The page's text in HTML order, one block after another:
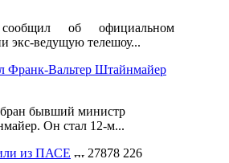
об официальном
экс-ведущую телешоу...
Франк-Вальтер Штайнмайер
бывший министр
Он стал 12-м...
из ПАСЕ
27878 226